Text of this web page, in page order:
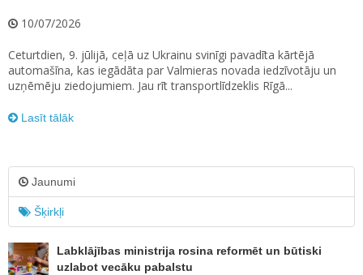
10/07/2026
Ceturtdien, 9. jūlijā, ceļā uz Ukrainu svinīgi pavadīta kārtējā
automašīna, kas iegādāta par Valmieras novada iedzīvotāju un
uzņēmēju ziedojumiem. Jau rīt transportlīdzeklis Rīgā...
Lasīt tālāk
Jaunumi
Šķirkļi
Labklājības ministrija rosina reformēt un būtiski
uzlabot vecāku pabalstu